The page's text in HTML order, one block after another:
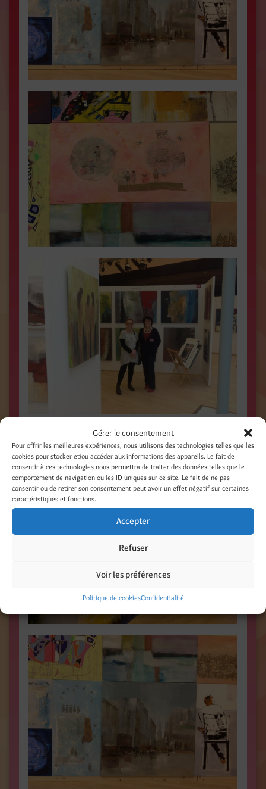
Gérer le consentement
Pour offrir les meilleures expériences, nous utilisons des technologies telles que les
cookies pour stocker et/ou accéder aux informations des appareils. Le fait de
consentir à ces technologies nous permettra de traiter des données telles que le
comportement de navigation ou les ID uniques sur ce site. Le fait de ne pas
consentir ou de retirer son consentement peut avoir un effet négatif sur certaines
caractéristiques et fonctions.
Accepter
Refuser
Voir les préférences
Politique de cookiesConfidentialité
ARTE BINNINGEN, vernissage 9 Novembre 2012
Photos Falcone Maria /